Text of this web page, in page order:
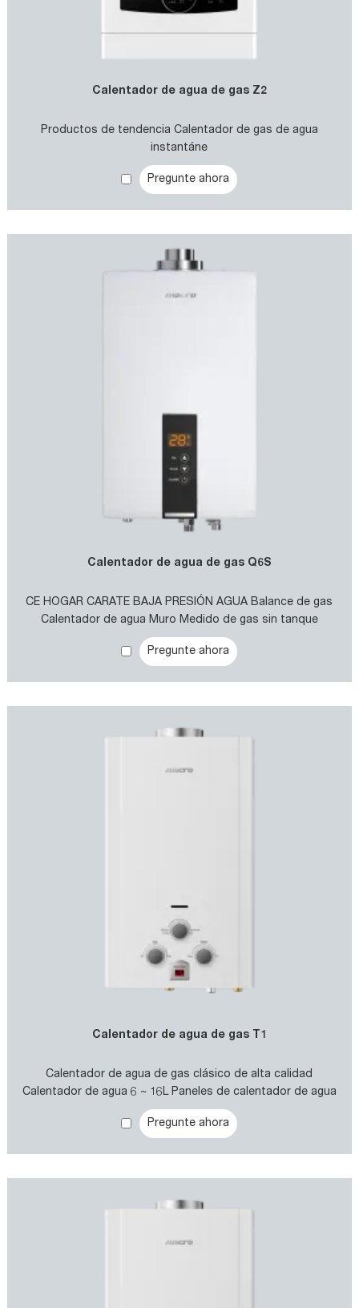
Calentador de agua de gas Z2
Productos de tendencia Calentador de gas de agua
instantáne
Pregunte ahora
Calentador de agua de gas Q6S
CE HOGAR CARATE BAJA PRESIÓN AGUA Balance de gas
Calentador de agua Muro Medido de gas sin tanque
Calentador de agua
Pregunte ahora
Calentador de agua de gas T1
Calentador de agua de gas clásico de alta calidad
Calentador de agua 6 ~ 16L Paneles de calentador de agua
para baño
Pregunte ahora